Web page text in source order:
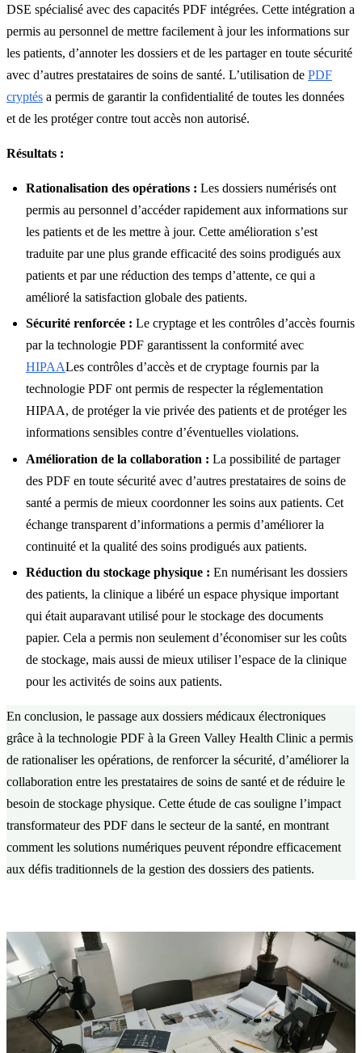
DSE spécialisé avec des capacités PDF intégrées. Cette intégration a
permis au personnel de mettre facilement à jour les informations sur
les patients, d’annoter les dossiers et de les partager en toute sécurité
avec d’autres prestataires de soins de santé. L’utilisation de PDF
cryptés a permis de garantir la confidentialité de toutes les données
et de les protéger contre tout accès non autorisé.
Résultats :
Rationalisation des opérations : Les dossiers numérisés ont
permis au personnel d’accéder rapidement aux informations sur
les patients et de les mettre à jour. Cette amélioration s’est
traduite par une plus grande efficacité des soins prodigués aux
patients et par une réduction des temps d’attente, ce qui a
amélioré la satisfaction globale des patients.
Sécurité renforcée : Le cryptage et les contrôles d’accès fournis
par la technologie PDF garantissent la conformité avec
HIPAALes contrôles d’accès et de cryptage fournis par la
technologie PDF ont permis de respecter la réglementation
HIPAA, de protéger la vie privée des patients et de protéger les
informations sensibles contre d’éventuelles violations.
Amélioration de la collaboration : La possibilité de partager
des PDF en toute sécurité avec d’autres prestataires de soins de
santé a permis de mieux coordonner les soins aux patients. Cet
échange transparent d’informations a permis d’améliorer la
continuité et la qualité des soins prodigués aux patients.
Réduction du stockage physique : En numérisant les dossiers
des patients, la clinique a libéré un espace physique important
qui était auparavant utilisé pour le stockage des documents
papier. Cela a permis non seulement d’économiser sur les coûts
de stockage, mais aussi de mieux utiliser l’espace de la clinique
pour les activités de soins aux patients.
En conclusion, le passage aux dossiers médicaux électroniques
grâce à la technologie PDF à la Green Valley Health Clinic a permis
de rationaliser les opérations, de renforcer la sécurité, d’améliorer la
collaboration entre les prestataires de soins de santé et de réduire le
besoin de stockage physique. Cette étude de cas souligne l’impact
transformateur des PDF dans le secteur de la santé, en montrant
comment les solutions numériques peuvent répondre efficacement
aux défis traditionnels de la gestion des dossiers des patients.